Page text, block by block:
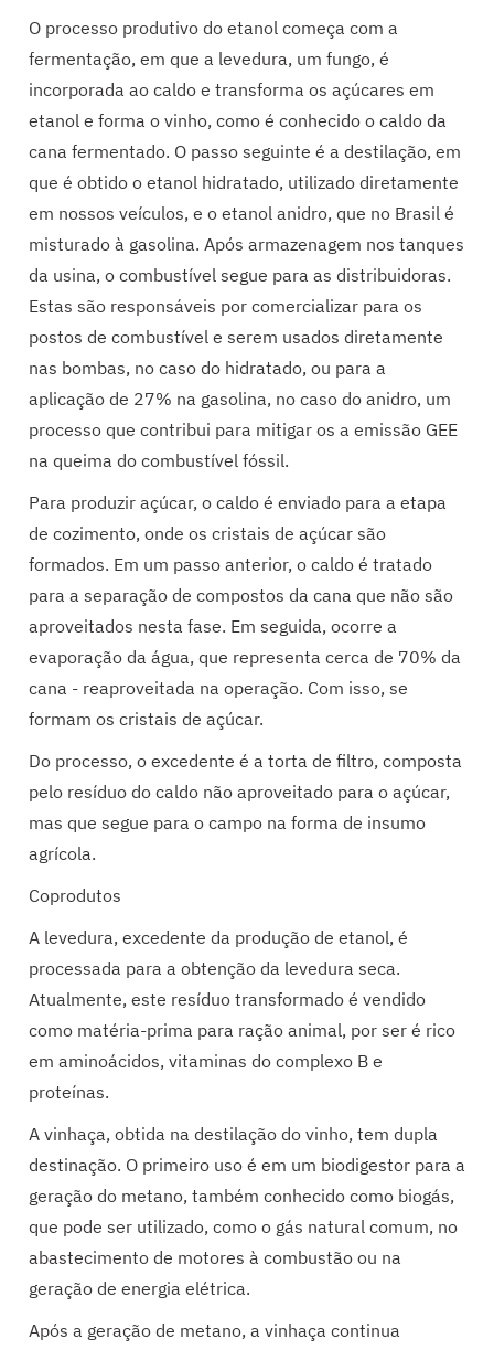
O processo produtivo do etanol começa com a
fermentação, em que a levedura, um fungo, é
incorporada ao caldo e transforma os açúcares em
etanol e forma o vinho, como é conhecido o caldo da
cana fermentado. O passo seguinte é a destilação, em
que é obtido o etanol hidratado, utilizado diretamente
em nossos veículos, e o etanol anidro, que no Brasil é
misturado à gasolina. Após armazenagem nos tanques
da usina, o combustível segue para as distribuidoras.
Estas são responsáveis por comercializar para os
postos de combustível e serem usados diretamente
nas bombas, no caso do hidratado, ou para a
aplicação de 27% na gasolina, no caso do anidro, um
processo que contribui para mitigar os a emissão GEE
na queima do combustível fóssil.
Para produzir açúcar, o caldo é enviado para a etapa
de cozimento, onde os cristais de açúcar são
formados. Em um passo anterior, o caldo é tratado
para a separação de compostos da cana que não são
aproveitados nesta fase. Em seguida, ocorre a
evaporação da água, que representa cerca de 70% da
cana - reaproveitada na operação. Com isso, se
formam os cristais de açúcar.
Do processo, o excedente é a torta de filtro, composta
pelo resíduo do caldo não aproveitado para o açúcar,
mas que segue para o campo na forma de insumo
agrícola.
Coprodutos
A levedura, excedente da produção de etanol, é
processada para a obtenção da levedura seca.
Atualmente, este resíduo transformado é vendido
como matéria-prima para ração animal, por ser é rico
em aminoácidos, vitaminas do complexo B e
proteínas.
A vinhaça, obtida na destilação do vinho, tem dupla
destinação. O primeiro uso é em um biodigestor para a
geração do metano, também conhecido como biogás,
que pode ser utilizado, como o gás natural comum, no
abastecimento de motores à combustão ou na
geração de energia elétrica.
Após a geração de metano, a vinhaça continua